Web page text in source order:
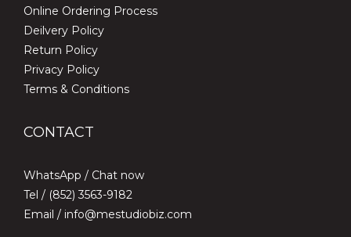
Online Ordering Process
Deilvery Policy
Return Policy
Privacy Policy
Terms & Conditions
CONTACT
WhatsApp / Chat now
Tel / (852) 3563-9182
Email / info@mestudiobiz.com